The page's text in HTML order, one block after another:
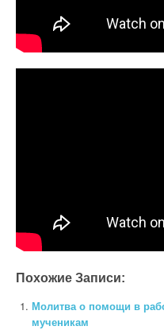
Похожие Записи:
Молитва о помощи в
мученикам